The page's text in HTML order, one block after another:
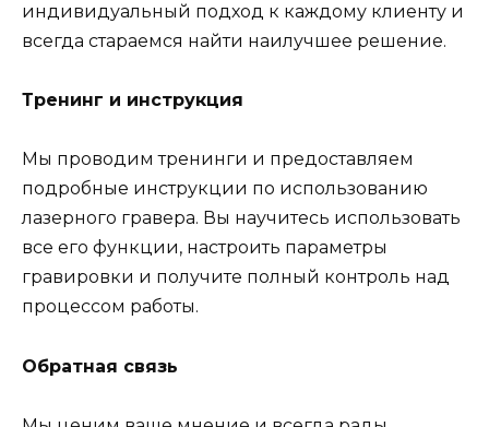
индивидуальный подход к каждому клиенту и
всегда стараемся найти наилучшее решение.
Тренинг и инструкция
Мы проводим тренинги и предоставляем
подробные инструкции по использованию
лазерного гравера. Вы научитесь использовать
все его функции, настроить параметры
гравировки и получите полный контроль над
процессом работы.
Обратная связь